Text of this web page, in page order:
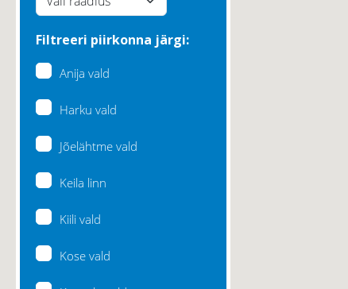
Filtreeri piirkonna järgi:
Anija vald
Harku vald
Jõelähtme vald
Keila linn
Kiili vald
Kose vald